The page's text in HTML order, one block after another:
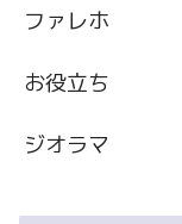
ファレホ
お役立ち
ジオラマ